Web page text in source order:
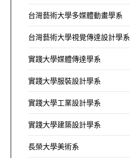
台灣藝術大學多媒體動畫學系
台灣藝術大學視覺傳達設計學系
實踐大學媒體傳達學系
實踐大學服裝設計學系
實踐大學工業設計學系
實踐大學建築設計學系
長榮大學美術系